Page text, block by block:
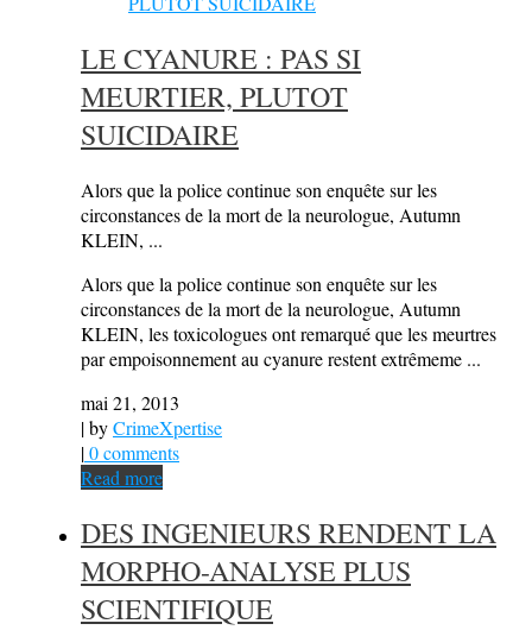
LE CYANURE : PAS SI
MEURTIER, PLUTOT
SUICIDAIRE
Alors que la police continue son enquête sur les
circonstances de la mort de la neurologue, Autumn
KLEIN, ...
Alors que la police continue son enquête sur les
circonstances de la mort de la neurologue, Autumn
KLEIN, les toxicologues ont remarqué que les meurtres
par empoisonnement au cyanure restent extrêmeme ...
mai 21, 2013
| byCrimeXpertise
|0 comments
Read more
DES INGENIEURS RENDENT LA
MORPHO-ANALYSE PLUS
SCIENTIFIQUE